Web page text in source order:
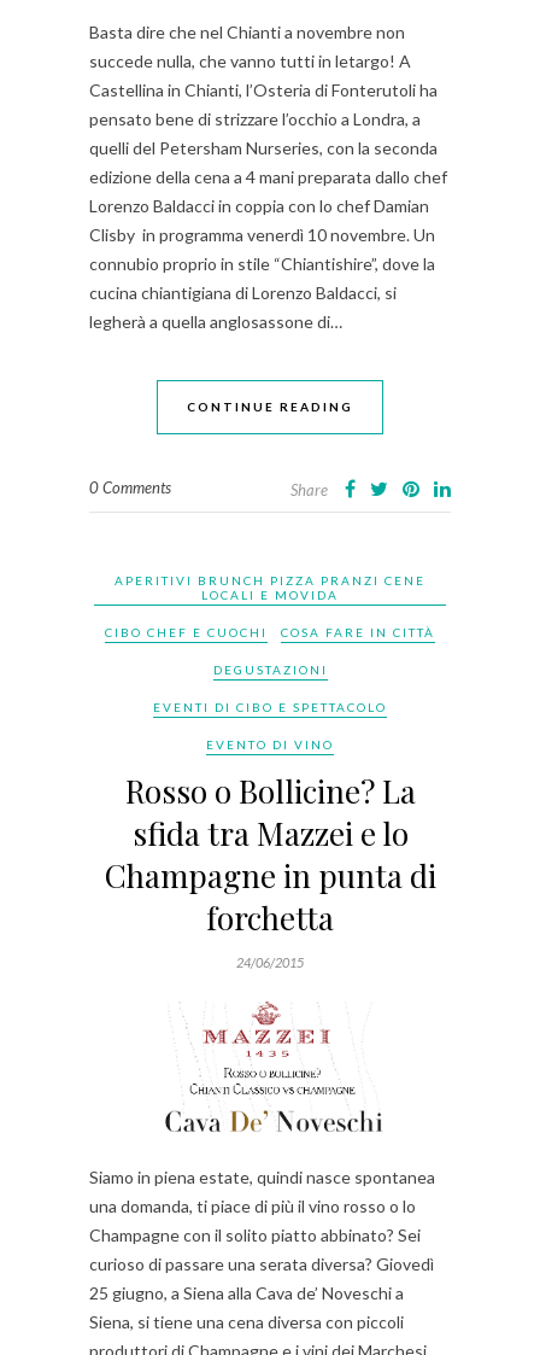
Basta dire che nel Chianti a novembre non
succede nulla, che vanno tutti in letargo! A
Castellina in Chianti, l’Osteria di Fonterutoli ha
pensato bene di strizzare l’occhio a Londra, a
quelli del Petersham Nurseries, con la seconda
edizione della cena a 4 mani preparata dallo chef
Lorenzo Baldacci in coppia con lo chef Damian
Clisby in programma venerdì 10 novembre. Un
connubio proprio in stile “Chiantishire”, dove la
cucina chiantigiana di Lorenzo Baldacci, si
legherà a quella anglosassone di…
CONTINUE READING
0 Comments Share
APERITIVI BRUNCH PIZZA PRANZI CENE
LOCALI E MOVIDA
CIBO CHEF E CUOCHI COSA FARE IN CITTÀ
DEGUSTAZIONI
EVENTI DI CIBO E SPETTACOLO
EVENTO DI VINO
Rosso o Bollicine? La
sfida tra Mazzei e lo
Champagne in punta di
forchetta
24/06/2015
Siamo in piena estate, quindi nasce spontanea
una domanda, ti piace di più il vino rosso o lo
Champagne con il solito piatto abbinato? Sei
curioso di passare una serata diversa? Giovedì
25 giugno, a Siena alla Cava de’ Noveschi a
Siena, si tiene una cena diversa con piccoli
produttori di Champagne e i vini dei Marchesi